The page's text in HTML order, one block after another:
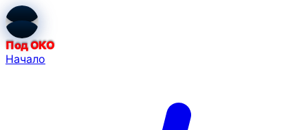
Под ОКО
Начало